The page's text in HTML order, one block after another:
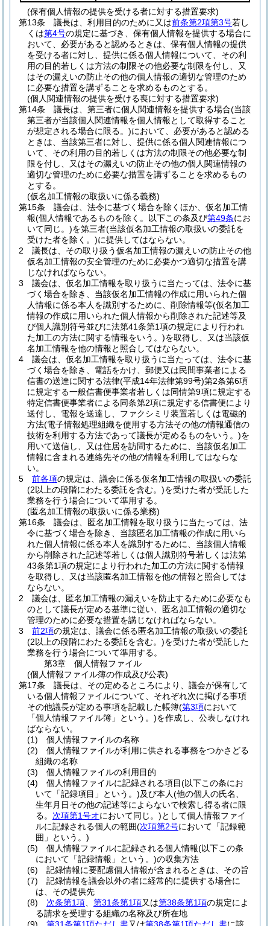
(保有個人情報の提供を受ける者に対する措置要求)
第13条
議長は、利用目的のために又は前条第2項第3号若し
くは第4号の規定に基づき、保有個人情報を提供する場合に
おいて、必要があると認めるときは、保有個人情報の提供
を受ける者に対し、提供に係る個人情報について、その利
用の目的若しくは方法の制限その他必要な制限を付し、又
はその漏えいの防止その他の個人情報の適切な管理のため
に必要な措置を講ずることを求めるものとする。
(個人関連情報の提供を受ける喪に対する措置要求)
第14条
議長は、第三者に個人関連情報を提供する場合(当該
第三者が当該個人関連情報を個人情報として取得すること
が想定される場合に限る。)において、必要があると認める
ときは、当該第三者に対し、提供に係る個人関連情報につ
いて、その利用の目的若しくは方法の制限その他必要な制
限を付し、又はその漏えいの防止その他の個人関連情報の
適切な管理のために必要な措置を講ずることを求めるもの
とする。
(仮名加工情報の取扱いに係る義務)
第15条
議会は、法令に基づく場合を除くほか、仮名加工情
報(個人情報であるものを除く。以下この条及び第49条にお
いて同じ。)を第三者(当該仮名加工情報の取扱いの委託を
受けた者を除く。)に提供してはならない。
2
議長は、その取り扱う仮名加工情報の漏えいの防止その他
仮名加工情報の安全管理のために必要かつ適切な措置を講
じなければならない。
3
議会は、仮名加工情報を取り扱うに当たっては、法令に基
づく場合を除き、当該仮名加工情報の作成に用いられた個
人情報に係る本人を識別するために、削除情報等(仮名加工
情報の作成に用いられた個人情報から削除された記述等及
び個人識別符号並びに法第41条第1項の規定により行われ
た加工の方法に関する情報をいう。)を取得し、又は当該仮
名加工情報を他の情報と照合してはならない。
4
議会は、仮名加工情報を取り扱うに当たっては、法令に基
づく場合を除き、電話をかけ、郵便又は民間事業者による
信書の送達に関する法律(平成14年法律第99号)第2条第6項
に規定する一般信書便事業者若しくは同情第9項に規定する
特定信書便事業者による同条第2項に規定する信書便により
送付し、電報を送達し、ファクシミリ装置若しくは電磁的
方法(電子情報処理組織を使用する方法その他の情報通信の
技術を利用する方法であって議長が定めるものをいう。)を
用いて送信し、又は住居を訪問するために、当該仮名加工
情報に含まれる連絡先その他の情報を利用してはならな
い。
5
前各項の規定は、議会に係る仮名加工情報の取扱いの委託
(2以上の段階にわたる委託を含む。)を受けた者が受託した
業務を行う場合について準用する。
(匿名加工情報の取扱いに係る業務)
第16条
議会は、匿名加工情報を取り扱うに当たっては、法
令に基づく場合を除き、当該匿名加工情報の作成に用いら
れた個人情報に係る本人を識別するために、当該個人情報
から削除された記述等若しくは個人識別符号若しくは法第
43条第1項の規定により行われた加工の方法に関する情報
を取得し、又は当該匿名加工情報を他の情報と照合しては
ならない。
2
議会は、匿名加工情報の漏えいを防止するために必要なも
のとして議長が定める基準に従い、匿名加工情報の適切な
管理のために必要な措置を講じなければならない。
3
前2項の規定は、議会に係る匿名加工情報の取扱いの委託
(2以上の段階にわたる委託を含む。)を受けた者が受託した
業務を行う場合について準用する。
第3章
個人情報ファイル
(個人情報ファイル簿の作成及び公表)
第17条
議長は、その定めるところにより、議会が保有して
いる個人情報ファイルについて、それぞれ次に掲げる事項
その他議長が定める事項を記載した帳簿(第3項において
「個人情報ファイル簿」という。)を作成し、公表しなけれ
ばならない。
(1)
個人情報ファイルの名称
(2)
個人情報ファイルが利用に供される事務をつかさどる
組織の名称
(3)
個人情報ファイルの利用目的
(4)
個人情報ファイルに記録される項目(以下この条にお
いて「記録項目」という。)及び本人(他の個人の氏名、
生年月日その他の記述等によらないで検索し得る者に限
る。 次項第1号オにおいて同じ。)として個人情報ファイ
ルに記録される個人の範囲(次項第2号において「記録範
囲」という。)
(5)
個人情報ファイルに記録される個人情報(以下この条
において「記録情報」という。)の収集方法
(6)
記録情報に要配慮個人情報が含まれるときは、その旨
(7)
記録情報を議会以外の者に経常的に提供する場合に
は、その提供先
(8)
次条第1項 第31条第1項又は第38条第1項の規定によ
る請求を受理する組織の名称及び所在地